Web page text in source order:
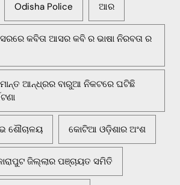
Odisha Police ଆର
କବିତା ଆସର କବି ର ଭାଷା ନିରବତା ର
ଆନ୍ଧ୍ରର ବାରୁଆ ନିକଟରେ ଘଟିଛି
ଶୌଚାଳୟ କୋଟିଆ ଓଡ଼ିଶାର ଅଂଶ
ଜିଲ୍ଲାର ପଞ୍ଚାୟତ ସମିତି